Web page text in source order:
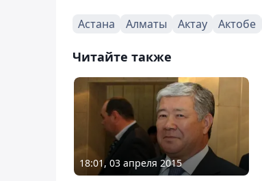
Астана Алматы Актау Актобе
Читайте также
18:01, 03 апреля 2015